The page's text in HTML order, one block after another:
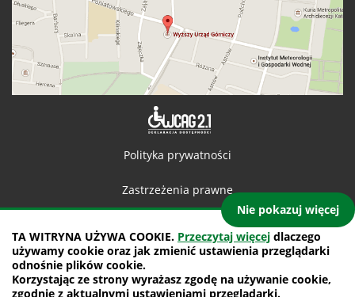
TA WITRYNA UŻYWA COOKIE. Przeczytaj więcej dlaczego
używamy cookie oraz jak zmienić ustawienia przeglądarki
odnośnie plików cookie.
Korzystając ze strony wyrażasz zgodę na używanie cookie,
zgodnie z aktualnymi ustawieniami przeglądarki.
Nie pokazuj więcej
Polityka prywatności
Zastrzeżenia prawne
Mapa witryny
projekt: IntraCOM.pl